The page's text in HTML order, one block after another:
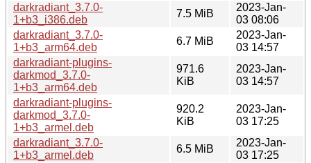
darkradiant_3.7.0-
1+b3_i386.deb
7.5 MiB
2023-Jan-
03 08:06
darkradiant_3.7.0-
1+b3_arm64.deb
6.7 MiB
2023-Jan-
03 14:57
darkradiant-plugins-
darkmod_3.7.0-
1+b3_arm64.deb
971.6
KiB
2023-Jan-
03 14:57
darkradiant-plugins-
darkmod_3.7.0-
1+b3_armel.deb
920.2
KiB
2023-Jan-
03 17:25
darkradiant_3.7.0-
1+b3_armel.deb
6.5 MiB
2023-Jan-
03 17:25